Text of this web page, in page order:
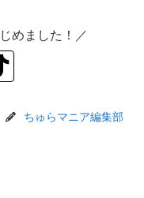
めました！／
ちゅらマニア編集部